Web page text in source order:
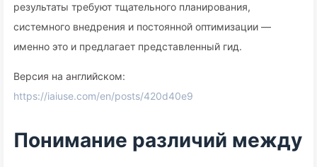
результаты требуют тщательного планирования,
системного внедрения и постоянной оптимизации —
именно это и предлагает представленный гид.
Версия на английском:
https://iaiuse.com/en/posts/420d40e9
Понимание различий между